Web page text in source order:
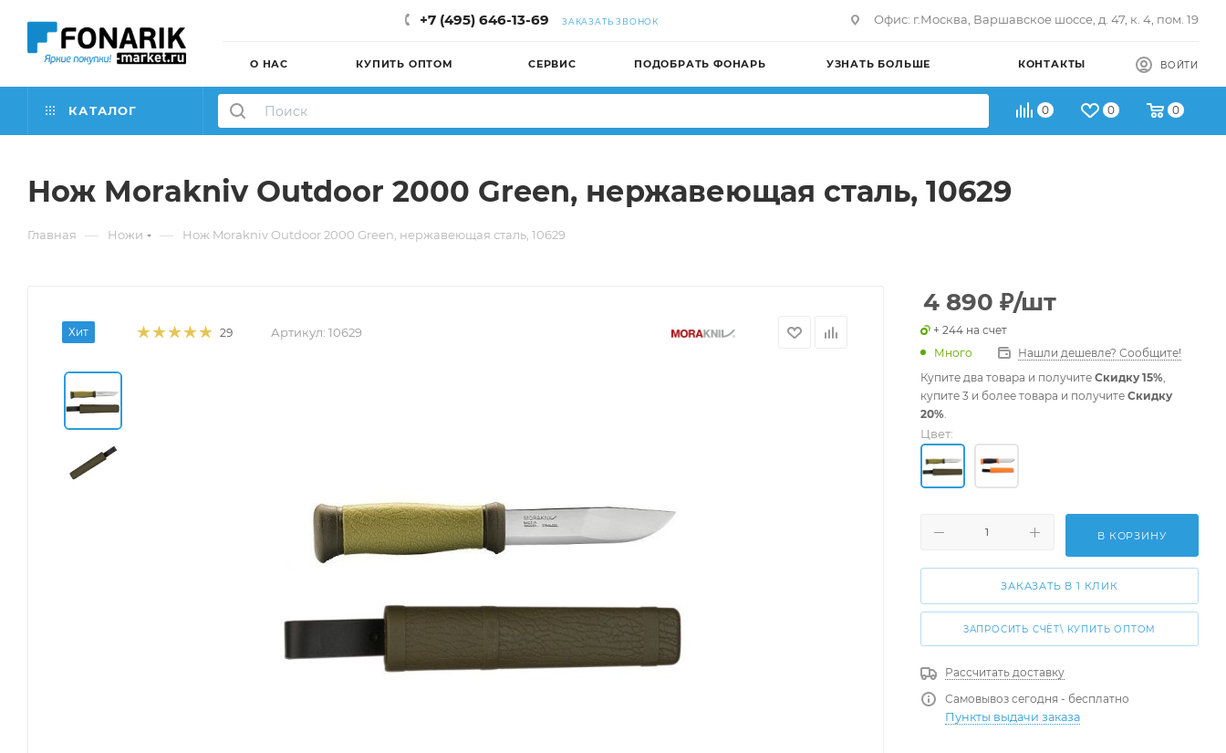
+7 (495) 646-13-69 ЗАКАЗАТЬ ЗВОНОК Офис: г.Москва, Варшавское шоссе, д. 47, к. 4, пом. 19
О НАС КУПИТЬ ОПТОМ СЕРВИС ПОДОБРАТЬ ФОНАРЬ УЗНАТЬ БОЛЬШЕ КОНТАКТЫ ВОЙТИ
КАТАЛОГ 0 0 0
Нож Morakniv Outdoor 2000 Green, нержавеющая сталь, 10629
Главная — Ножи — Нож Morakniv Outdoor 2000 Green, нержавеющая сталь, 10629
Хит 29 Артикул: 10629
4 890 ₽/шт
+ 244 на счет
Много
Нашли дешевле? Сообщите!
Купите два товара и получите Скидку 15%,
купите 3 и более товара и получите Скидку
20%.
Цвет:
В КОРЗИНУ
ЗАКАЗАТЬ В 1 КЛИК
ЗАПРОСИТЬ СЧЁТ\ КУПИТЬ ОПТОМ
Рассчитать доставку
Самовывоз сегодня - бесплатно
Пункты выдачи заказа